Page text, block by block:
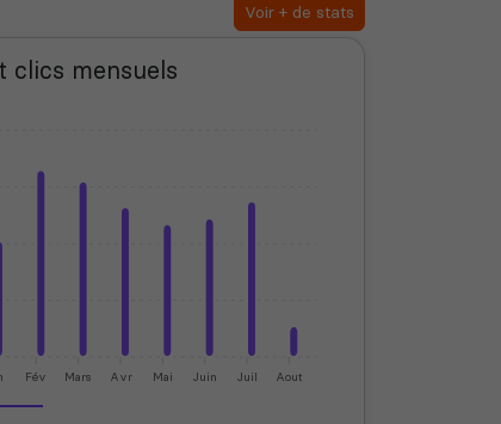
Voir + de stats
clics mensuels
Fév Mars Avr Mai Juin Juil Aout